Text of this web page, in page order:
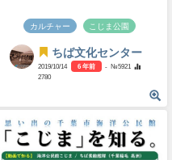
カルチャー こじま公園
ちば文化センター
2019/10/14 6 年前
- №5921
2780